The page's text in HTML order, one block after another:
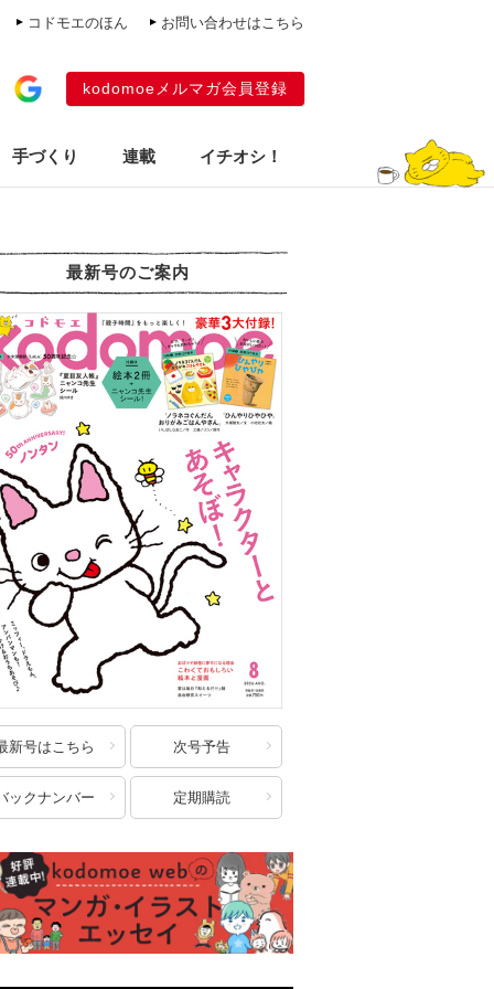
コドモエのほん お問い合わせはこちら
kodomoeメルマガ会員登録
手づくり 連載 イチオシ！
最新号のご案内
新号はこちら 次号予告
ックナンバー 定期購読